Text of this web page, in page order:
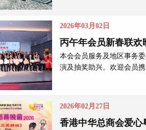
2026年03月02日
丙午年会员新春联欢
本会会员服务及地区事务
演及抽奖助兴。欢迎会员
2026年02月27日
香港中华总商会爱心